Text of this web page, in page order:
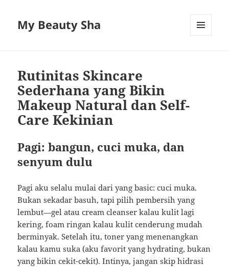
My Beauty Sha
Rutinitas Skincare
Sederhana yang Bikin
Makeup Natural dan Self-
Care Kekinian
Pagi: bangun, cuci muka, dan
senyum dulu
Pagi aku selalu mulai dari yang basic: cuci muka.
Bukan sekadar basuh, tapi pilih pembersih yang
lembut—gel atau cream cleanser kalau kulit lagi
kering, foam ringan kalau kulit cenderung mudah
berminyak. Setelah itu, toner yang menenangkan
kalau kamu suka (aku favorit yang hydrating, bukan
yang bikin cekit-cekit). Intinya, jangan skip hidrasi